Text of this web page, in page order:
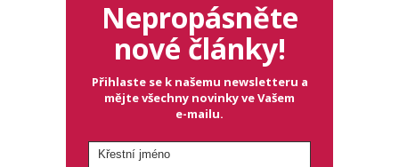
Nepropásněte
nové články!
Přihlaste se k našemu newsletteru a
mějte všechny novinky ve Vašem
e-mailu.